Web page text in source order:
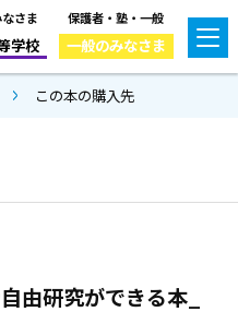
さま
学校
保護者・塾・一般
一般のみなさま
この本の購入先
由研究ができる本_